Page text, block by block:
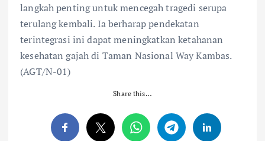
langkah penting untuk mencegah tragedi serupa
terulang kembali. Ia berharap pendekatan
terintegrasi ini dapat meningkatkan ketahanan
kesehatan gajah di Taman Nasional Way Kambas.
(AGT/N-01)
Share this…